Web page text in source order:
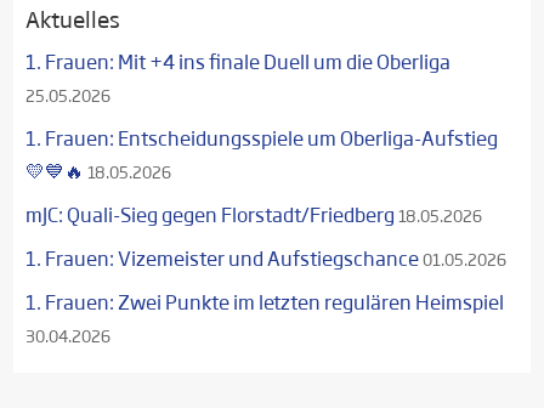
Aktuelles
1. Frauen: Mit +4 ins finale Duell um die Oberliga
25.05.2026
1. Frauen: Entscheidungsspiele um Oberliga-Aufstieg
💛💙🔥 18.05.2026
mJC: Quali-Sieg gegen Florstadt/Friedberg 18.05.2026
1. Frauen: Vizemeister und Aufstiegschance01.05.2026
1. Frauen: Zwei Punkte im letzten regulären Heimspiel
30.04.2026